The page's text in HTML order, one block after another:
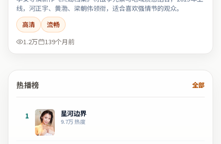
线，河正宇、黄渤、梁朝伟领衔，适合喜欢强情节的观众。
高清
流畅
1.2万
139个月前
热播榜 全部
1 星河边界
9.7万热度